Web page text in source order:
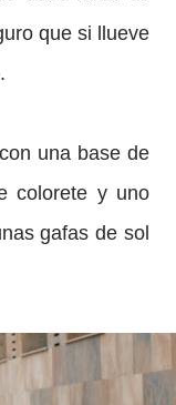
que si llueve
una base de
colorete y uno
gafas de sol